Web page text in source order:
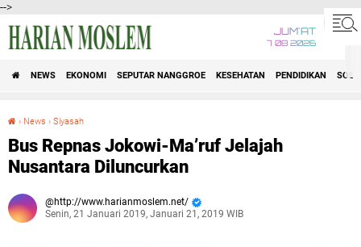
-->
JUM'AT
7 08 2026
NEWS EKONOMI SEPUTAR NANGGROE KESEHATAN PENDIDIKAN
› News › Siyasah
Bus Repnas Jokowi-Ma’ruf Jelajah
Nusantara Diluncurkan
http://www.harianmoslem.net/
Senin, 21 Januari 2019, Januari 21, 2019 WIB